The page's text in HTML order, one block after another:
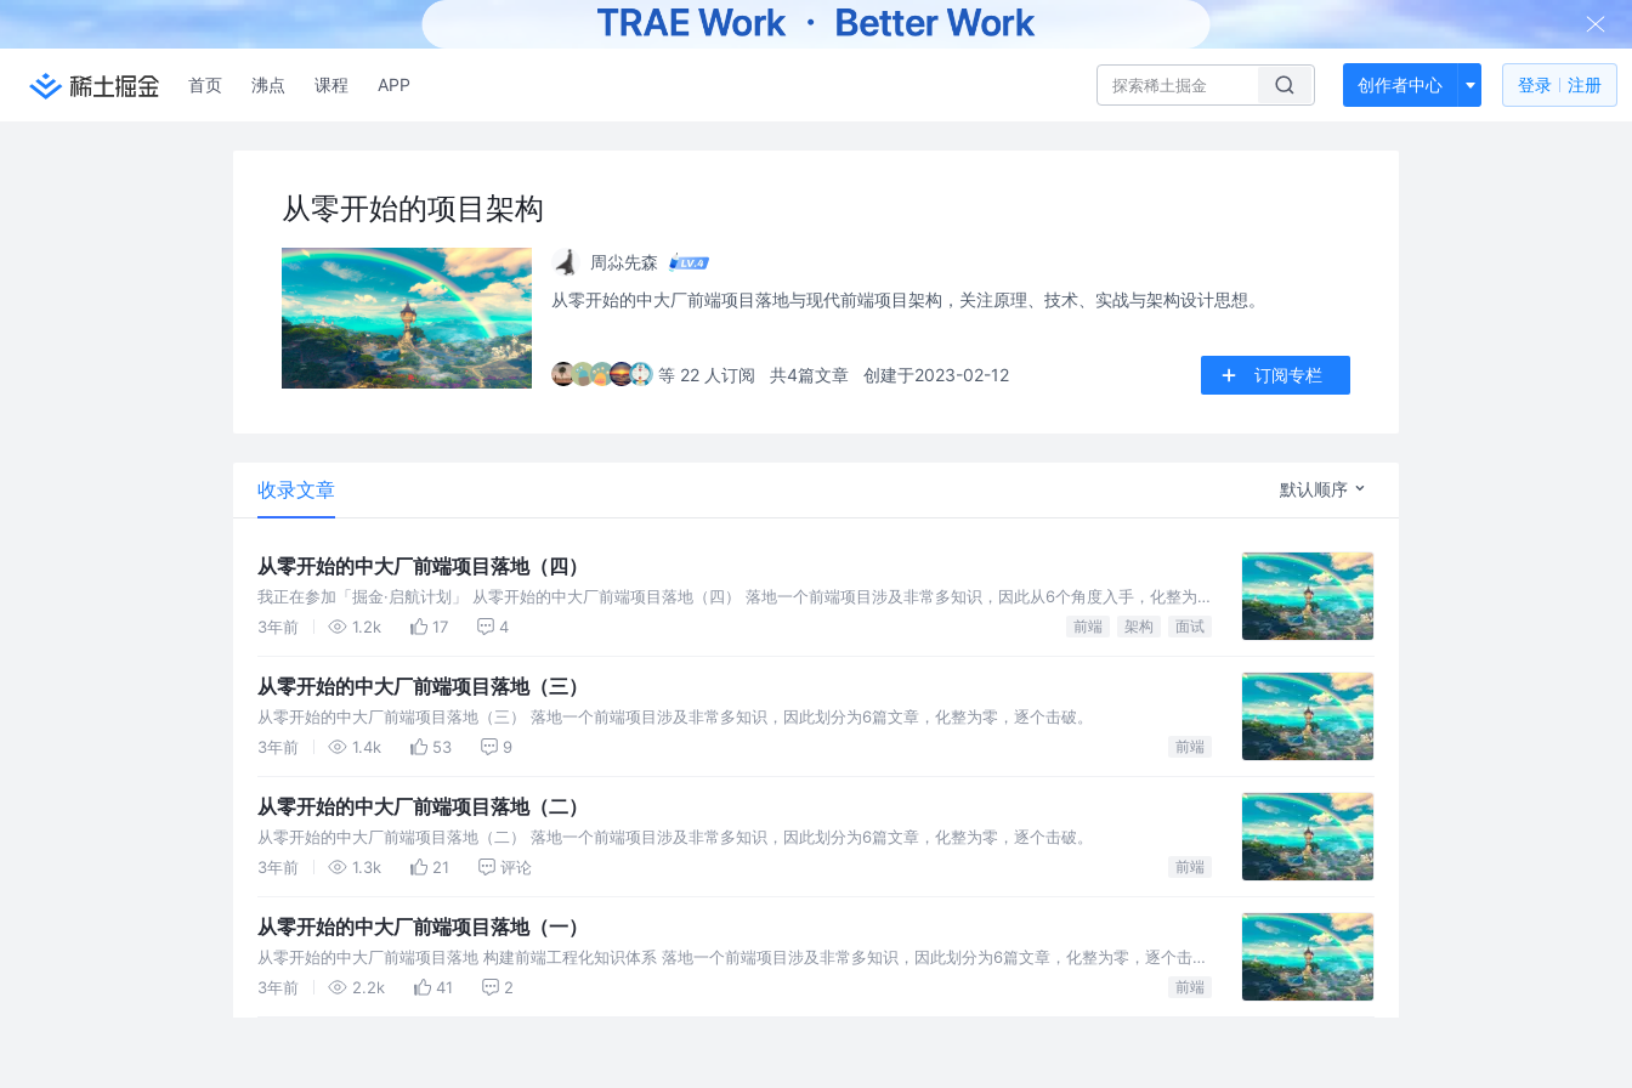
首页 沸点 课程 APP 创作者中心 登录 注册
从零开始的项目架构
周尛先森
从零开始的中大厂前端项目落地与现代前端项目架构，关注原理、技术、实战与架构设计思想。
等 22 人订阅 共4篇文章 创建于2023-02-12 订阅专栏
收录文章 默认顺序
从零开始的中大厂前端项目落地（四）
我正在参加「掘金·启航计划」 从零开始的中大厂前端项目落地（四） 落地一个前端项目涉及非常多知识，因此从6个角度入手，化整为
零，逐个击破
3年前 1.2k 17 4 前端 架构 面试
从零开始的中大厂前端项目落地（三）
从零开始的中大厂前端项目落地（三） 落地一个前端项目涉及非常多知识，因此划分为6篇文章，化整为零，逐个击破。
3年前
1.4k 53 9 前端
从零开始的中大厂前端项目落地（二）
从零开始的中大厂前端项目落地（二） 落地一个前端项目涉及非常多知识，因此划分为6篇文章，化整为零，逐个击破。
3年前
1.3k 21 评论 前端
从零开始的中大厂前端项目落地（一）
从零开始的中大厂前端项目落地 构建前端工程化知识体系 落地一个前端项目涉及非常多知识，因此划分为6篇文章，化整为零，逐个击
破。
3年前 2.2k 41 2 前端